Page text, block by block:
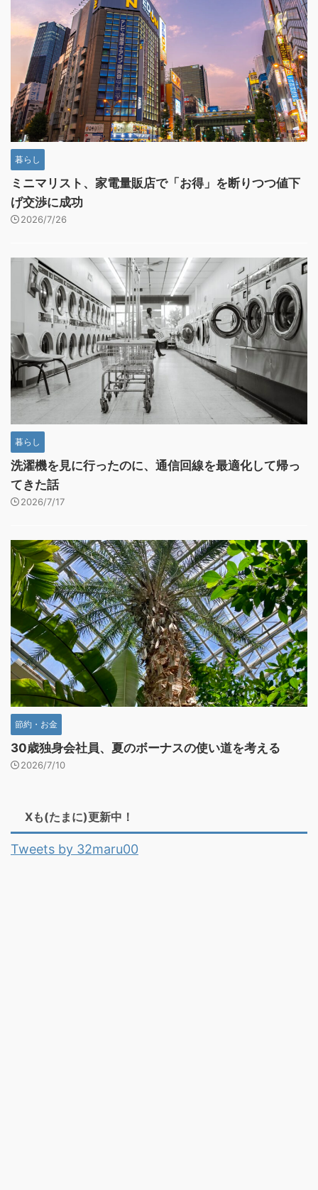
暮らし
ミニマリスト、家電量販店で「お得」を断りつつ値下
げ交渉に成功
2026/7/26
暮らし
洗濯機を見に行ったのに、通信回線を最適化して帰っ
てきた話
2026/7/17
節約・お金
30歳独身会社員、夏のボーナスの使い道を考える
2026/7/10
Xも(たまに)更新中！
Tweets by 32maru00